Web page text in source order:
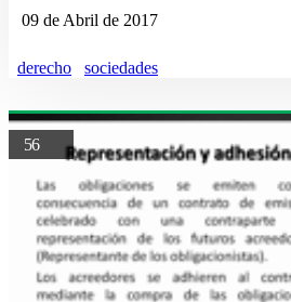
09 de Abril de 2017
derecho sociedades
56